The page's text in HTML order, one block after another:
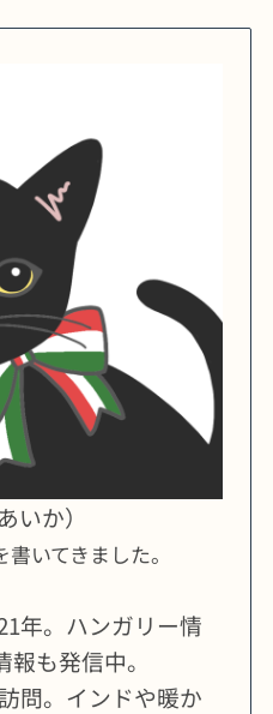
いか）
いてきました。
年。ハンガリー情
も発信中。
問。インドや暖か